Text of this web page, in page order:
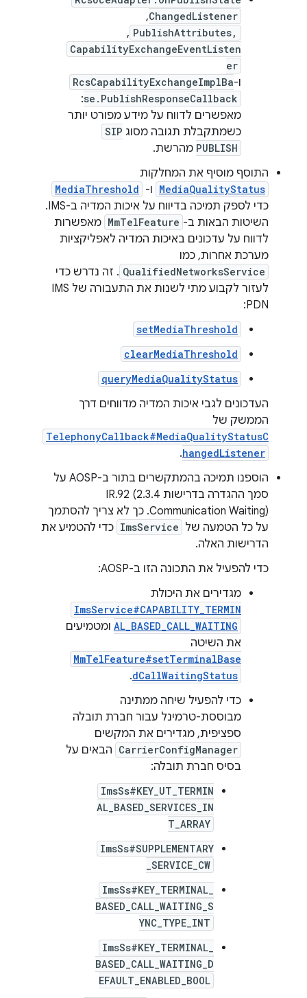
ChangedListener
, ‏
PublishAttributes,
, ‏
CapabilityExchangeEventListen
er
ו-RcsCapabilityExchangeImplBa
se.PublishResponseCallback
:
מאפשרים לדווח על מידע מפורט יותר
כשמתקבלת תגובה מסוג SIP
PUBLISHמהרשת.
התוסף מוסיף את המחלקות
MediaQualityStatus ו- MediaThreshold
כדי לספק תמיכה בדיווח על איכות המדיה ב-IMS.
השיטות הבאות ב- MmTelFeature
מאפשרות
לדווח על עדכונים באיכות המדיה לאפליקציות
מערכת אחרות, כמו
QualifiedNetworksService . זה נדרש כדי
לעזור לקבוע מתי לשנות את התעבורה של IMS
PDN:
setMediaThreshold
clearMediaThreshold
queryMediaQualityStatus
העדכונים לגבי איכות המדיה מדווחים דרך
הממשק של
TelephonyCallback#MediaQualityStatusC
hangedListener
.
הוספנו תמיכה בהמתקשרים בתור ב-AOSP על
סמך ההגדרה בדרישות IR.92 (2.3.4
Communication Waiting). כך לא צריך להסתמך
על כל הטמעה של ImsService
כדי להטמיע את
הדרישות האלה.
כדי להפעיל את התכונה הזו ב-AOSP:
מגדירים את היכולת
ImsService#CAPABILITY_TERMIN
AL_BASED_CALL_WAITINGומטמיעים
את השיטה
MmTelFeature#setTerminalBase
dCallWaitingStatus
.
כדי להפעיל שיחה ממתינה
מבוססת-טרמינל עבור חברת תובלה
ספציפית, מגדירים את המקשים
CarrierConfigManager
הבאים על
בסיס חברת תובלה:
ImsSs#KEY_UT_TERMIN
AL_BASED_SERVICES_IN
T_ARRAY
ImsSs#SUPPLEMENTARY
_SERVICE_CW
ImsSs#KEY_TERMINAL_
BASED_CALL_WAITING_S
YNC_TYPE_INT
ImsSs#KEY_TERMINAL_
BASED_CALL_WAITING_D
EFAULT_ENABLED_BOOL